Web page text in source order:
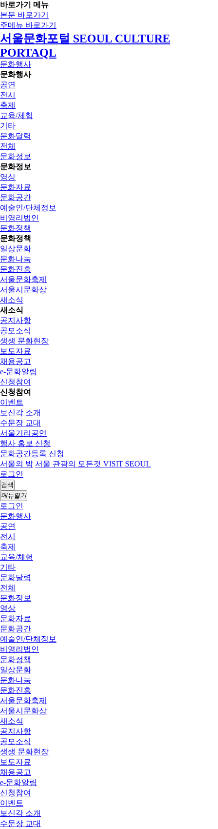
바로가기 메뉴
본문 바로가기
주메뉴 바로가기
서울문화포털 SEOUL CULTURE
PORTAQL
문화행사
문화행사
공연
전시
축제
교육/체험
기타
문화달력
전체
문화정보
문화정보
영상
문화자료
문화공간
예술인/단체정보
비영리법인
문화정책
문화정책
일상문화
문화나눔
문화진흥
서울문화축제
서울시문화상
새소식
새소식
공지사항
공모소식
생생 문화현장
보도자료
채용공고
e-문화알림
신청참여
신청참여
이벤트
보신각 소개
수문장 교대
서울거리공연
행사 홍보 신청
문화공간등록 신청
서울의 밤 서울 관광의 모든것 VISIT SEOUL
로그인
검색
메뉴열기
로그인
문화행사
공연
전시
축제
교육/체험
기타
문화달력
전체
문화정보
영상
문화자료
문화공간
예술인/단체정보
비영리법인
문화정책
일상문화
문화나눔
문화진흥
서울문화축제
서울시문화상
새소식
공지사항
공모소식
생생 문화현장
보도자료
채용공고
e-문화알림
신청참여
이벤트
보신각 소개
수문장 교대